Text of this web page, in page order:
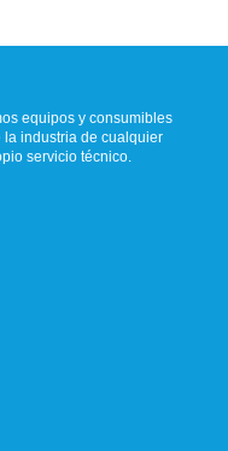
equipos y consumibles
industria de cualquier
servicio técnico.